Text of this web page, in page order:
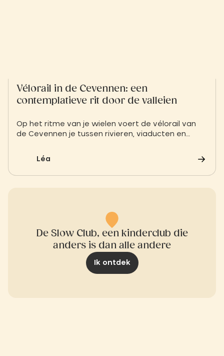
Vélorail in de Cevennen: een
contemplatieve rit door de valleien
Op het ritme van je wielen voert de vélorail van
de Cevennen je tussen rivieren, viaducten en
sereniteit en gezelligheid samenkomen.
Léa
De Slow Club, een kinderclub die
anders is dan alle andere
Ik ontdek